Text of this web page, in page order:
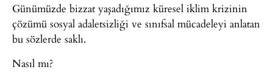
Günümüzde bizzat yaşadığımız küresel iklim krizinin
çözümü sosyal adaletsizliği ve sınıfsal mücadeleyi anlatan
bu sözlerde saklı.
Nasıl mı?